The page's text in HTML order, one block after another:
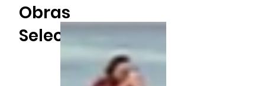
Obras
Selecionadas